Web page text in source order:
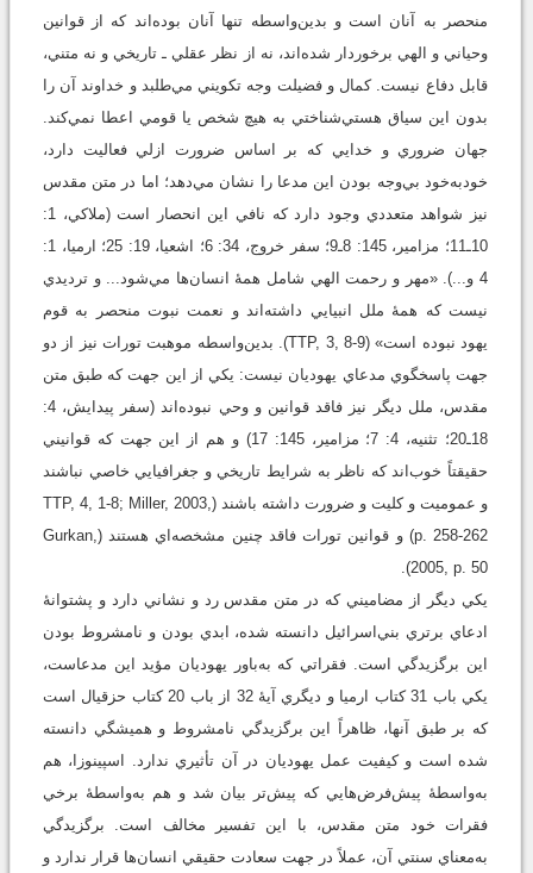
منحصر به آنان است و بدين‌واسطه تنها آنان بوده‌اند که از قوانين
وحياني و الهي برخوردار شده‌اند، نه از نظر عقلي ـ تاريخي و نه متني،
قابل دفاع نيست. کمال و فضيلت وجه تکويني مي‌طلبد و خداوند آن را
بدون اين سياق هستي‌شناختي به هيچ شخص يا قومي اعطا نمي‌کند.
جهان ضروري و خدايي که بر اساس ضرورت ازلي فعاليت دارد،
خودبه‌خود بي‌وجه بودن اين مدعا را نشان مي‌دهد؛ اما در متن مقدس
نيز شواهد متعددي وجود دارد که نافي اين انحصار است (ملاکي، 1:
10ـ11؛ مزامير، 145: 8ـ9؛ سفر خروج، 34: 6؛ اشعيا، 19: 25؛ ارميا، 1:
4 و...). «مهر و رحمت الهي شامل همۀ انسان‌ها مي‌شود... و ترديدي
نيست که همۀ ملل انبيايي داشته‌اند و نعمت نبوت منحصر به قوم
يهود نبوده است» (TTP, 3, 8-9). بدين‌واسطه موهبت تورات نيز از دو
جهت پاسخگوي مدعاي يهوديان نيست: يکي از اين جهت که طبق متن
مقدس، ملل ديگر نيز فاقد قوانين و وحي نبوده‌اند (سفر پيدايش، 4:
18ـ20؛ تثنيه، 4: 7؛ مزامير، 145: 17) و هم از اين جهت که قوانيني
حقيقتاً خوب‌اند که ناظر به شرايط تاريخي و جغرافيايي خاصي نباشند
و عموميت و کليت و ضرورت داشته باشند (TTP, 4, 1-8; Miller, 2003,
p. 258-262) و قوانين تورات فاقد چنين مشخصه‌اي هستند (Gurkan,
2005, p. 50).
يکي ديگر از مضاميني که در متن مقدس رد و نشاني دارد و پشتوانۀ
ادعاي برتري بني‌اسرائيل دانسته شده، ابدي بودن و نامشروط بودن
اين برگزيدگي است. فقراتي که به‌باور يهوديان مؤيد اين مدعاست،
يکي باب 31 کتاب ارميا و ديگري آيۀ 32 از باب 20 کتاب حزقيال است
که بر طبق آنها، ظاهراً اين برگزيدگي نامشروط و هميشگي دانسته
شده است و کيفيت عمل يهوديان در آن تأثيري ندارد. اسپينوزا، هم
به‌واسطۀ پيش‌فرض‌هايي که پيش‌تر بيان شد و هم به‌واسطۀ برخي
فقرات خود متن مقدس، با اين تفسير مخالف است. برگزيدگي
به‌معناي سنتي آن، عملاً در جهت سعادت حقيقي انسان‌ها قرار ندارد و